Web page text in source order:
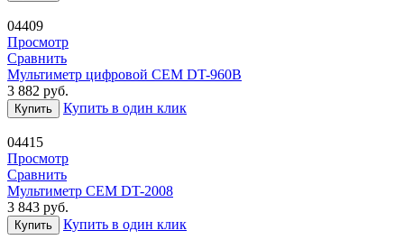
04409
Просмотр
Сравнить
Мультиметр цифровой CEM DT-960В
3 882 руб.
Купить Купить в один клик
04415
Просмотр
Сравнить
Мультиметр CEM DT-2008
3 843 руб.
Купить Купить в один клик